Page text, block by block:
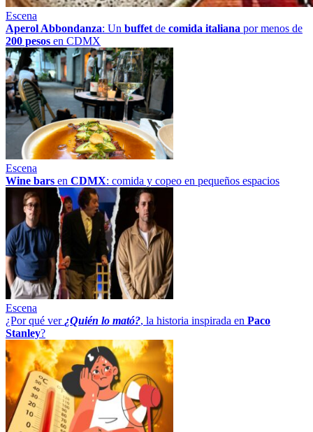
Escena
Aperol Abbondanza: Un buffet de comida italiana por menos de
200 pesos en CDMX
Escena
Wine bars en CDMX: comida y copeo en pequeños espacios
Escena
¿Por qué ver ¿Quién lo mató?, la historia inspirada en Paco
Stanley?